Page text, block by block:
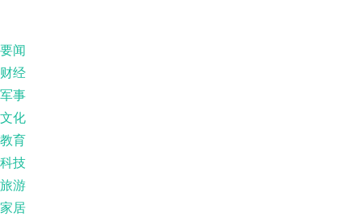
要闻
财经
军事
文化
教育
科技
旅游
家居